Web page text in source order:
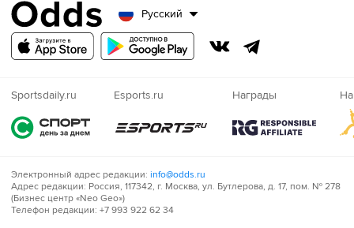
Русский
Sportsdaily.ru Esports.ru Награды
Электронный адрес редакции: info@odds.ru
Адрес редакции: Россия, 117342, г. Москва, ул. Бутлерова, д. 17, пом. № 278
(Бизнес центр «Neo Geo»)
Телефон редакции: +7 993 922 62 34